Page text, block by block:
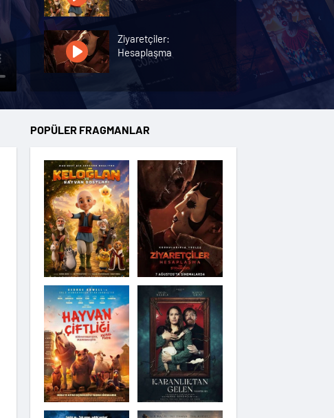
Ziyaretçiler:
Hesaplaşma
Nasreddin Hoca:
Zaman Yolcusu 4
Hayvan Çiftliği
Karanlıktan Gelen
Şeytandan Satılık
Moana
POPÜLER FRAGMANLAR